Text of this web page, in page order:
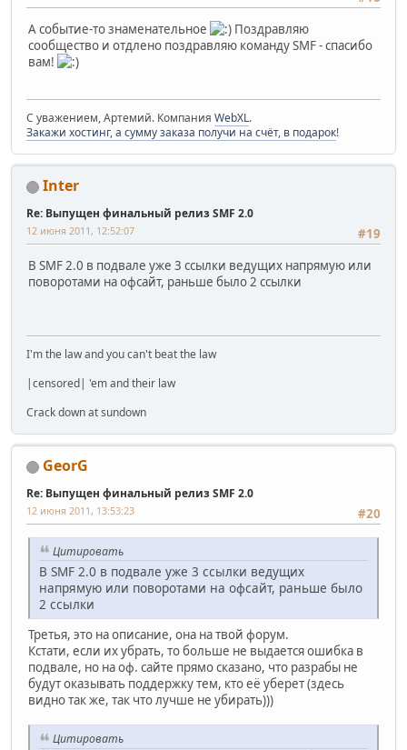
А событие-то знаменательное
Поздравляю
сообщество и отдлено поздравляю команду SMF - спасибо
вам!
С уважением, Артемий. Компания WebXL.
Закажи хостинг, а сумму заказа получи на счёт, в подарок!
Inter
Re: Выпущен финальный релиз SMF 2.0
#19
12 июня 2011, 12:52:07
В SMF 2.0 в подвале уже 3 ссылки ведущих напрямую или
поворотами на офсайт, раньше было 2 ссылки
I'm the law and you can't beat the law
|censored| 'em and their law
Crack down at sundown
GeorG
Re: Выпущен финальный релиз SMF 2.0
#20
12 июня 2011, 13:53:23
Цитировать
В SMF 2.0 в подвале уже 3 ссылки ведущих
напрямую или поворотами на офсайт, раньше было
2 ссылки
Третья, это на описание, она на твой форум.
Кстати, если их убрать, то больше не выдается ошибка в
подвале, но на оф. сайте прямо сказано, что разрабы не
будут оказывать поддержку тем, кто её уберет (здесь
видно так же, так что лучше не убирать)))
Цитировать